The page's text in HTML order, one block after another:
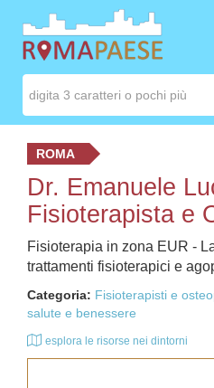
ROMA
Dr. Emanuele
Fisioterapista e
Fisioterapia in zona EUR -
trattamenti fisioterapici e
Categoria: Fisioterapisti e
salute e benessere
esplora le risorse nei dintorni